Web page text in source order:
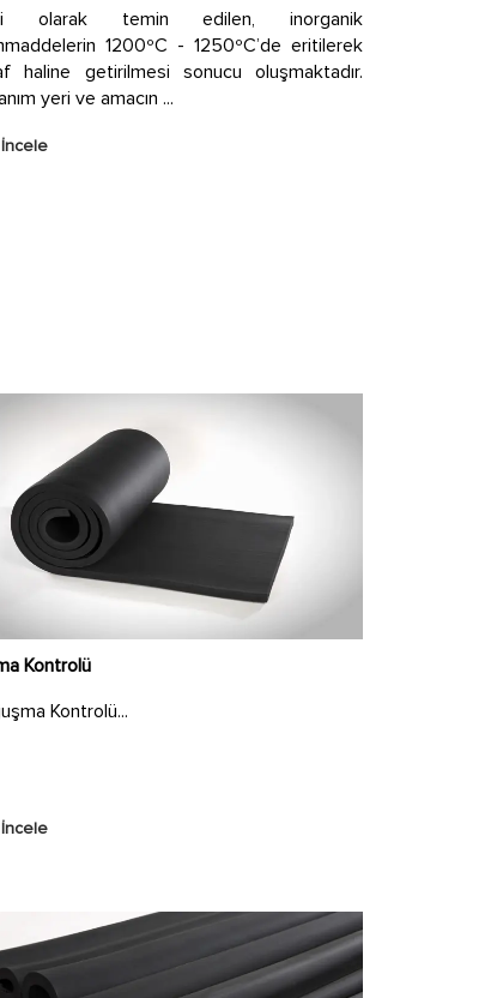
olarak temin edilen, inorganik
1200ºC - 1250ºC’de eritilerek
haline getirilmesi sonucu oluşmaktadır.
yeri ve amacın ...
İncele
Kontrolü
Kontrolü...
İncele